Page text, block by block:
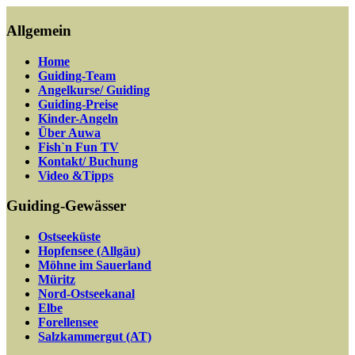
Allgemein
Home
Guiding-Team
Angelkurse/ Guiding
Guiding-Preise
Kinder-Angeln
Über Auwa
Fish`n Fun TV
Kontakt/ Buchung
Video &Tipps
Guiding-Gewässer
Ostseeküste
Hopfensee (Allgäu)
Möhne im Sauerland
Müritz
Nord-Ostseekanal
Elbe
Forellensee
Salzkammergut (AT)